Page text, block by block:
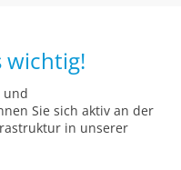
wichtig!
und
Sie sich aktiv an der
in unserer